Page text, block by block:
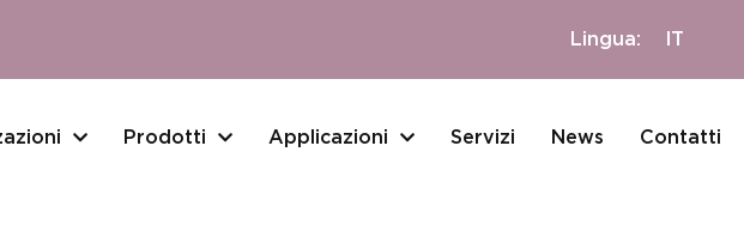
Lingua: IT
Prodotti Applicazioni Servizi News Contatti